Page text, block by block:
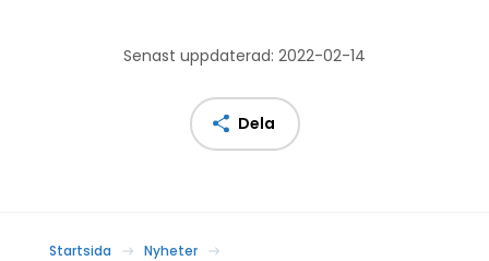
Senast uppdaterad: 2022-02-14
Dela
Startsida
Nyheter